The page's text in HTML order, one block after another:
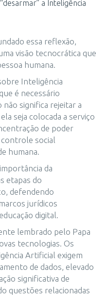
a Inteligência
essa reflexão,
visão tecnocrática que
humana.
Inteligência
é necessário
não significa rejeitar a
seja colocada a serviço
de poder
social
humana.
da
etapas do
defendendo
jurídicos
digital.
lembrado pelo Papa
tecnologias. Os
Artificial exigem
de dados, elevado
significativa de
questões relacionadas